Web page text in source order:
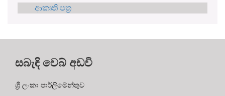
ආකෘති පත්‍ර
සබැඳි වෙබ් අඩවි
ශ්‍රී ලංකා පාර්ලිමේන්තුව